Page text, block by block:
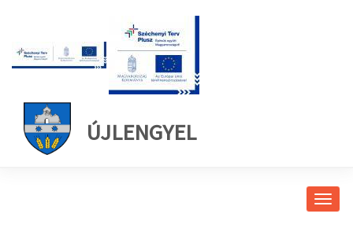
ÚJLENGYEL